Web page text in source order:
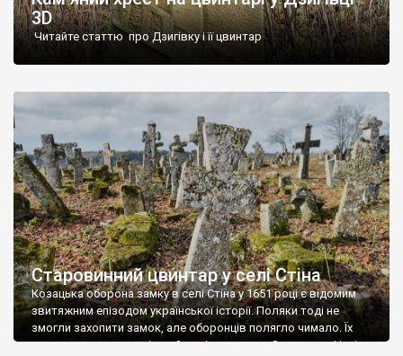
3D
Читайте статтю про Дзигівку і її цвинтар
Старовинний цвинтар у селі Стіна
Козацька оборона замку в селі Стіна у 1651 році є відомим
звитяжним епізодом української історії. Поляки тоді не
змогли захопити замок, але оборонців полягло чимало. Їх
поховали на цвинтарі, який тоді називався Замковим. Нині на